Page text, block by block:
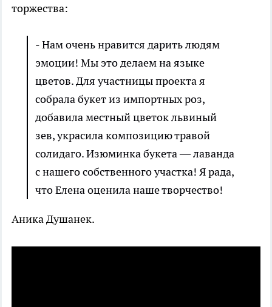
торжества:
- Нам очень нравится дарить людям
эмоции! Мы это делаем на языке
цветов. Для участницы проекта я
собрала букет из импортных роз,
добавила местный цветок львиный
зев, украсила композицию травой
солидаго. Изюминка букета — лаванда
с нашего собственного участка! Я рада,
что Елена оценила наше творчество!
Аника Душанек.